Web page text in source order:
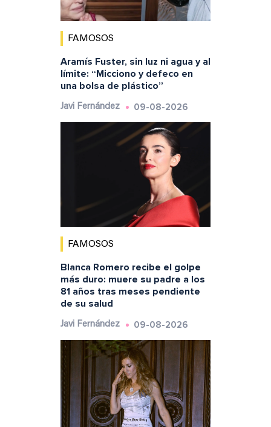
FAMOSOS
Aramís Fuster, sin luz ni agua y al
límite: “Micciono y defeco en
una bolsa de plástico”
Javi Fernández 09-08-2026
FAMOSOS
Blanca Romero recibe el golpe
más duro: muere su padre a los
81 años tras meses pendiente
de su salud
Javi Fernández 09-08-2026